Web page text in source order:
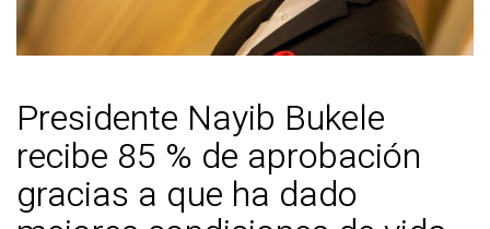
Presidente Nayib Bukele
recibe 85 % de aprobación
gracias a que ha dado